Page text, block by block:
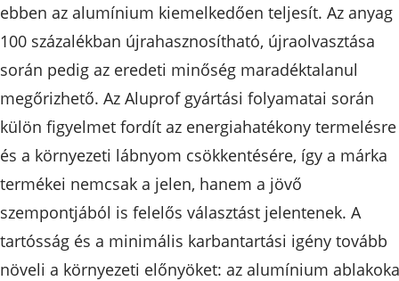
ebben az alumínium kiemelkedően teljesít. Az anyag
100 százalékban újrahasznosítható, újraolvasztása
során pedig az eredeti minőség maradéktalanul
megőrizhető. Az Aluprof gyártási folyamatai során
külön figyelmet fordít az energiahatékony termelésre
és a környezeti lábnyom csökkentésére, így a márka
termékei nemcsak a jelen, hanem a jövő
szempontjából is felelős választást jelentenek. A
tartósság és a minimális karbantartási igény tovább
növeli a környezeti előnyöket: az alumínium